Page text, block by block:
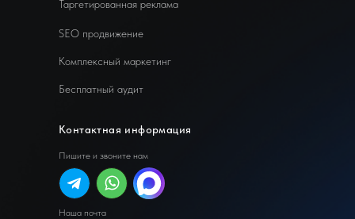
Контактная информация
Пишите и звоните нам
Наша почта
SEO продвижение
Таргетированная реклама
Комплексный маркетинг
Бесплатный аудит